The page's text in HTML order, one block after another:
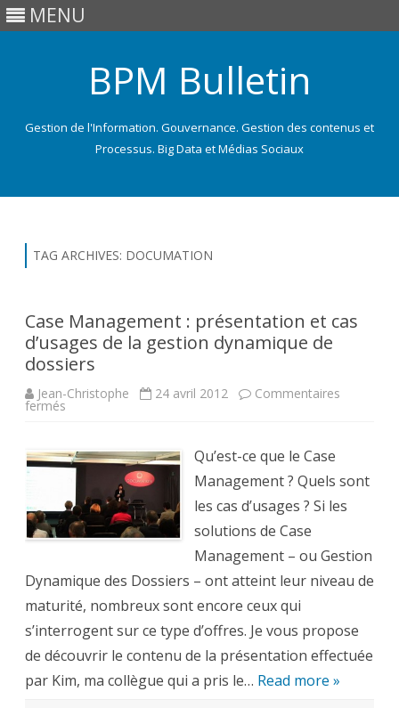
MENU
BPM Bulletin
Gestion de l'Information. Gouvernance. Gestion des contenus et
Processus. Big Data et Médias Sociaux
TAG ARCHIVES: DOCUMATION
Case Management : présentation et cas
d’usages de la gestion dynamique de
dossiers
Jean-Christophe 24 avril 2012 Commentaires
fermés
présentation
et
cas
d’usages
de
la
gestion
dynamique
Qu’est-ce que le Case
Management ? Quels sont
les cas d’usages ? Si les
solutions de Case
Management – ou Gestion
Dynamique des Dossiers – ont atteint leur niveau de
maturité, nombreux sont encore ceux qui
s’interrogent sur ce type d’offres. Je vous propose
de découvrir le contenu de la présentation effectuée
par Kim, ma collègue qui a pris le… Read more »